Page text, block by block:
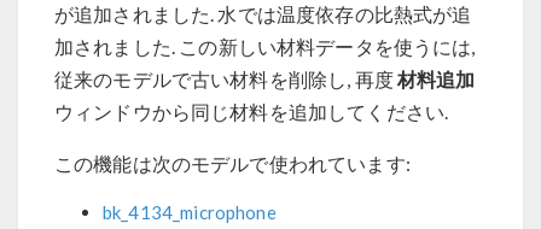
が追加されました. 水では温度依存の比熱式が追
加されました. この新しい材料データを使うには,
従来のモデルで古い材料を削除し, 再度材料追加
ウィンドウから同じ材料を追加してください.
この機能は次のモデルで使われています:
bk_4134_microphone